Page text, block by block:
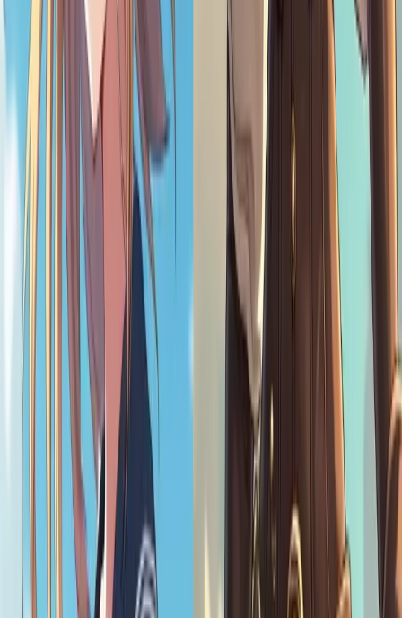
간단합니다! 텍스트를 입력하고 스타일(예: 카와이, 판타지, 스
팀펑크)을 선택한 다음 출력 비율을 선택하고 "생성"을 클릭하
기만 하면 됩니다. 입력한 내용을 바탕으로 AI가 즉시 텍스트
를 애니메이션 로리 소녀로 바꿔줍니다!
내 소셜 미디어 프로필에 로리 아트를 만들 수 있나요?
물론이죠! AI가 생성한 로리 캐릭터를 인스타그램, 틱톡, 디스
코드 등에서 귀여운 프로필 사진, 커버 사진 또는 테마 게시물
에 사용할 수 있습니다.
로리 아트를 생성하는 데 시간이 얼마나 걸리나요?